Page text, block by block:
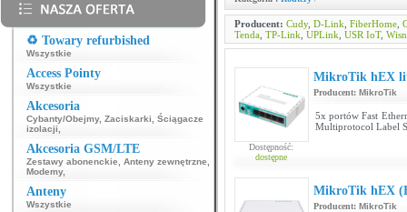
♻️ Towary refurbished
Wszystkie
Access Pointy
Wszystkie
Akcesoria
Cybanty/Obejmy, Zaciskarki
Ściągacze
izolacji
Akcesoria GSM/LTE
Zestawy abonenckie Anteny zewnętrzne
Modemy,
Anteny
Wszystkie
Producent: Cudy, D-Link FiberHome,
Tenda, TP-Link UPLink USR IoT,
Dostępność:
dostępne
MikroTik hEX
Producent: MikroTik
5x portów Fast
Multiprotocol Label
MikroTik hEX
Producent: MikroTik